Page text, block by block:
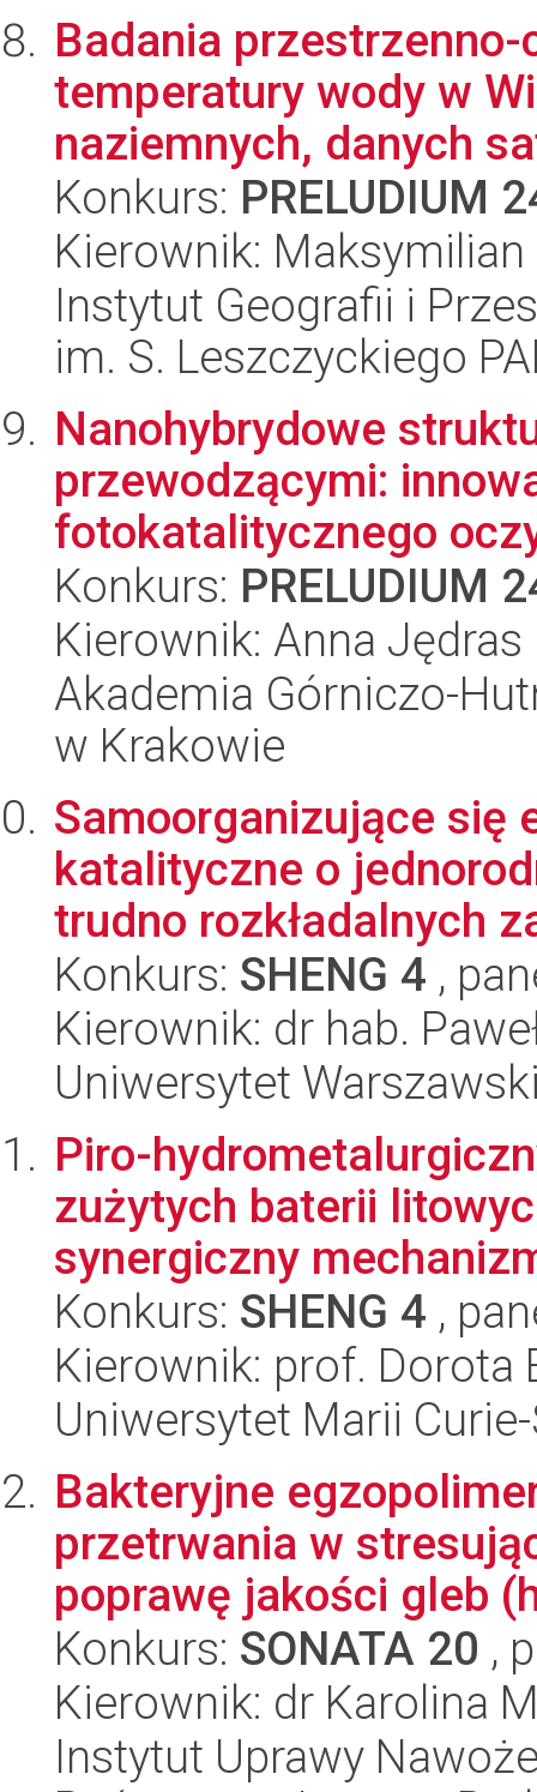
Badania
temperatury wody w
naziemnych, danych
Konkurs: PRELUDIUM
Kierownik: Maksymilian
Instytut Geografii i
im. S. Leszczyckiego
Nanohybrydowe
przewodzącymi:
fotokatalitycznego
Konkurs: PRELUDIUM
Kierownik: Anna Jędras
Akademia Górniczo-
w Krakowie
Samoorganizujące się
katalityczne o
trudno rozkładalnych
Konkurs: SHENG 4 ,
Kierownik: dr hab.
Uniwersytet
Piro-
zużytych baterii
synergiczny
Konkurs: SHENG 4 ,
Kierownik: prof. Dorota
Uniwersytet Marii
Bakteryjne
przetrwania w
poprawę jakości gleb
Konkurs: SONATA 20 ,
Kierownik: dr Karolina
Instytut Uprawy